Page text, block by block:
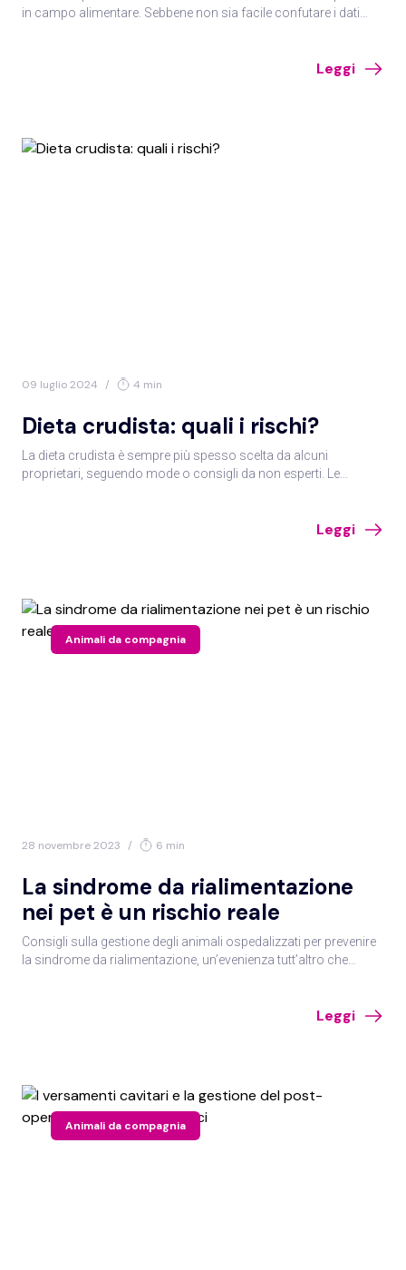
in campo alimentare. Sebbene non sia facile confutare i dati
Leggi
09 luglio 2024 / 4 min
Dieta crudista: quali i rischi?
La dieta crudista è sempre più spesso scelta da alcuni
proprietari, seguendo mode o consigli da non esperti. Le
Leggi
Animali da compagnia
28 novembre 2023 / 6 min
La sindrome da rialimentazione
nei pet è un rischio reale
Consigli sulla gestione degli animali ospedalizzati per prevenire
la sindrome da rialimentazione, un’evenienza tutt’altro che
Leggi
Animali da compagnia